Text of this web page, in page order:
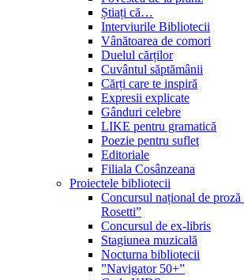
Știați că…
Interviurile Bibliotecii
Vânătoarea de comori
Duelul cărților
Cuvântul săptămânii
Cărți care te inspiră
Expresii explicate
Gânduri celebre
LIKE pentru gramatică
Poezie pentru suflet
Editoriale
Filiala Cosânzeana
Proiectele bibliotecii
Concursul național de proză
Rosetti”
Concursul de ex-libris
Stagiunea muzicală
Nocturna bibliotecii
”Navigator 50+”